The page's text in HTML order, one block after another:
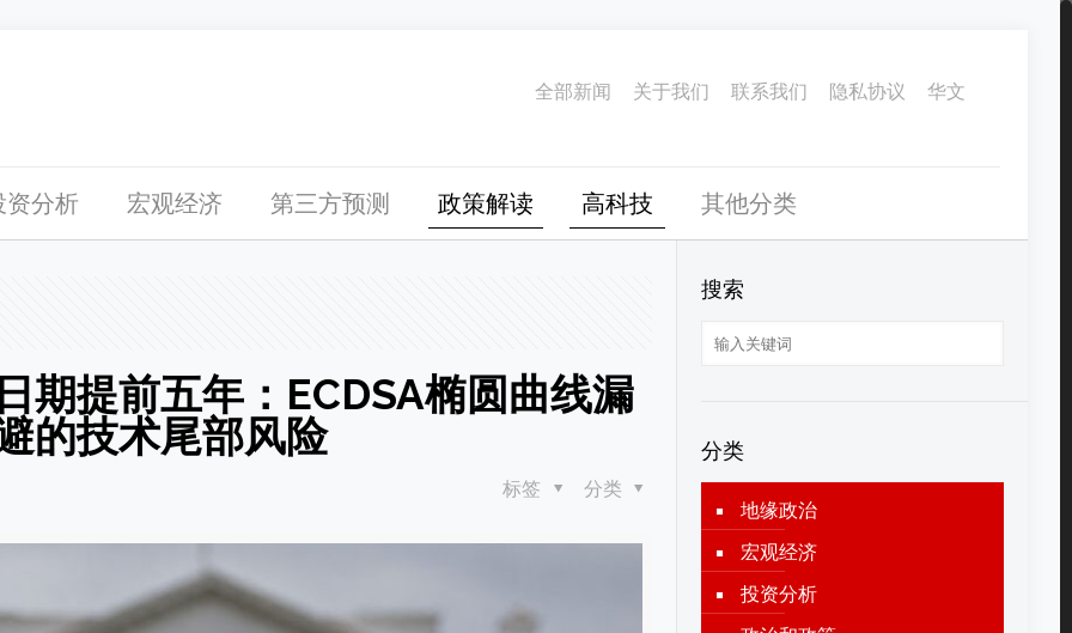
资分析 宏观经济 第三方预测 政策解读 高科技 其他分类
全部新闻 关于我们 联系我们 隐私协议 华文
期提前五年：ECDSA椭圆曲线漏
的技术尾部风险
分类
标签
搜索
分类
地缘政治
宏观经济
投资分析